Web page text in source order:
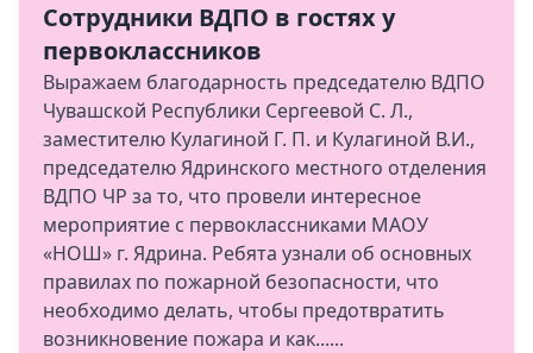
Сотрудники ВДПО в гостях у
первоклассников
Выражаем благодарность председателю ВДПО
Чувашской Республики Сергеевой С. Л.,
заместителю Кулагиной Г. П. и Кулагиной В.И.,
председателю Ядринского местного отделения
ВДПО ЧР за то, что провели интересное
мероприятие с первоклассниками МАОУ
«НОШ» г. Ядрина. Ребята узнали об основных
правилах по пожарной безопасности, что
необходимо делать, чтобы предотвратить
возникновение пожара и как......